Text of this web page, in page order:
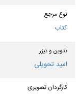
نوع مرجع
کتاب
تدوین و تیزر
امید تحویلی
کارگردان تصویری